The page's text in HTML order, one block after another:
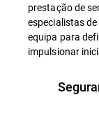
prestação de
especialistas
equipa para
impulsionar